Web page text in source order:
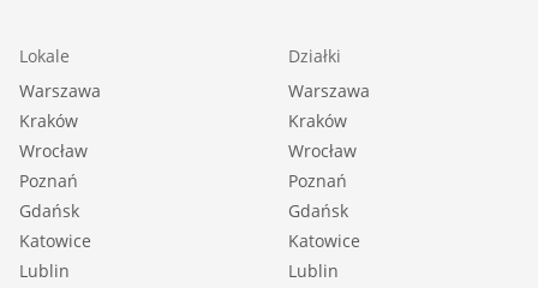
Lokale
Warszawa
Kraków
Wrocław
Poznań
Gdańsk
Katowice
Lublin
Działki
Warszawa
Kraków
Wrocław
Poznań
Gdańsk
Katowice
Lublin